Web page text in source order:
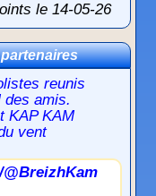
le 14-05-26
reunis
des amis.
KAP KAM
vent